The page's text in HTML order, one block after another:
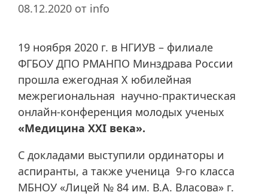
08.12.2020 от info
19 ноября 2020 г. в НГИУВ – филиале
ФГБОУ ДПО РМАНПО Минздрава России
прошла ежегодная X юбилейная
межрегиональная научно-практическая
онлайн-конференция молодых ученых
«Медицина XXI века».
С докладами выступили ординаторы и
аспиранты, а также ученица 9-го класса
МБНОУ «Лицей № 84 им. В.А. Власова» г.